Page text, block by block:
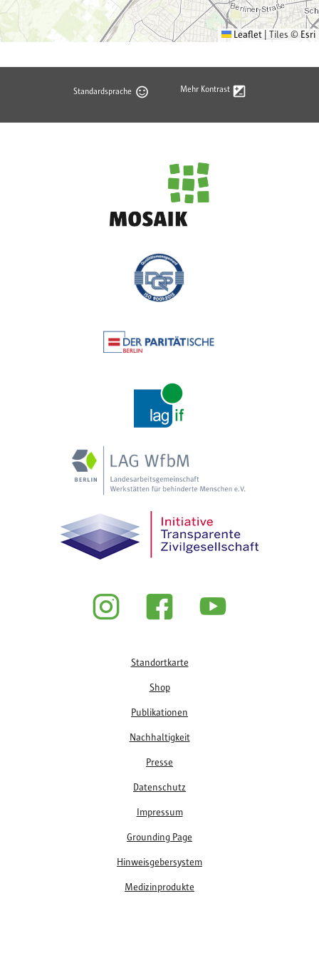
Leaflet Tiles © Esri
Standardsprache Mehr Kontrast
Standortkarte
Shop
Publikationen
Nachhaltigkeit
Presse
Datenschutz
Impressum
Grounding Page
Hinweisgebersystem
Medizinprodukte